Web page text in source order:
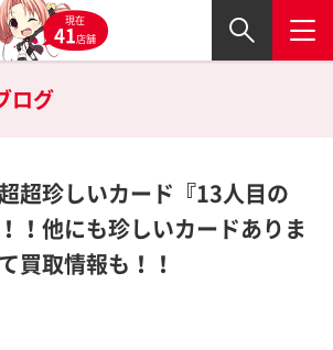
現在
41店舗
ログ
超珍しいカード『13人目の
！他にも珍しいカードありま
買取情報も！！